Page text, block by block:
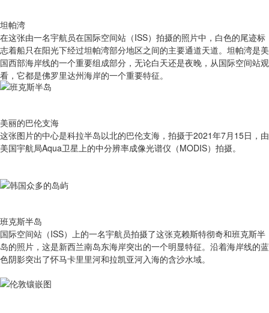
坦帕湾
在这张由一名宇航员在国际空间站（ISS）拍摄的照片中，白色的尾迹标
志着船只在阳光下经过坦帕湾部分地区之间的主要通道天道。坦帕湾是美
国西部海岸线的一个重要组成部分，无论白天还是夜晚，从国际空间站观
看，它都是佛罗里达州海岸的一个重要特征。
美丽的巴伦支海
这张图片的中心是科拉半岛以北的巴伦支海，拍摄于2021年7月15日，由
美国宇航局Aqua卫星上的中分辨率成像光谱仪（MODIS）拍摄。
班克斯半岛
国际空间站（ISS）上的一名宇航员拍摄了这张克赖斯特彻奇和班克斯半
岛的照片，这是新西兰南岛东海岸突出的一个明显特征。沿着海岸线的蓝
色阴影突出了怀马卡里里河和拉凯亚河入海的含沙水域。